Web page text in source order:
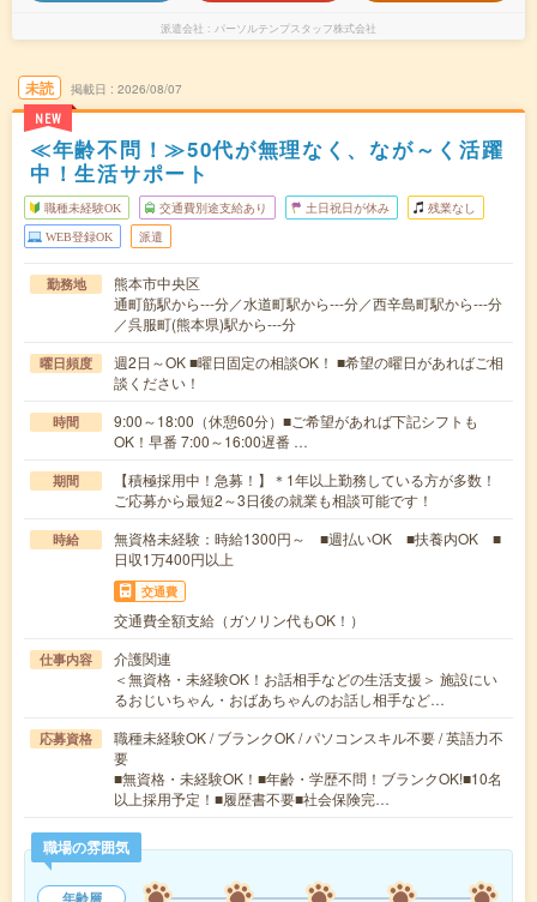
派遣会社 パーソルテンプスタッフ株式会社
未読
NEW
掲載日 2026/08/07
≪年齢不問！≫50代が無理なく、なが～く活躍
中！生活サポート
職種未経験OK 交通費別途支給あり 土日祝日が休み 残業なし
WEB登録OK 派遣
勤務地
熊本市中央区
通町筋駅から---分／水道町駅から---分／西辛島町駅から---分
／呉服町(熊本県)駅から---分
曜日頻度
週2日～OK ■曜日固定の相談OK！ ■希望の曜日があればご相
談ください！
時間
9:00～18:00（休憩60分）■ご希望があれば下記シフトも
OK！早番 7:00～16:00遅番 …
期間
【積極採用中！急募！】＊1年以上勤務している方が多数！
ご応募から最短2～3日後の就業も相談可能です！
時給
無資格未経験：時給1300円～ ■週払いOK ■扶養内OK ■
日収1万400円以上
交通費
交通費全額支給（ガソリン代もOK！）
仕事内容
介護関連
＜無資格・未経験OK！お話相手などの生活支援＞ 施設にい
るおじいちゃん・おばあちゃんのお話し相手など…
応募資格
職種未経験OK / ブランクOK / パソコンスキル不要 / 英語力不
要
■無資格・未経験OK！■年齢・学歴不問！ブランクOK!■10名
以上採用予定！■履歴書不要■社会保険完…
職場の雰囲気
年齢層